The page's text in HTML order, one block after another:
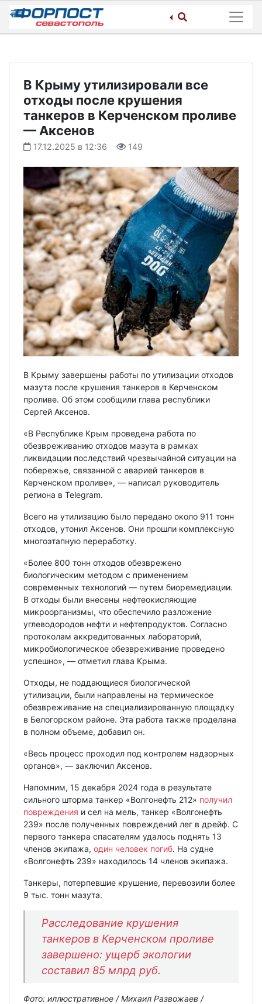
Skip
content
В Крыму утилизировали все
отходы после крушения
танкеров в Керченском проливе
— Аксенов
17.12.2025 в 12:36 149
В Крыму завершены работы по утилизации отходов
мазута после крушения танкеров в Керченском
проливе. Об этом сообщили глава республики
Сергей Аксенов.
«В Республике Крым проведена работа по
обезвреживанию отходов мазута в рамках
ликвидации последствий чрезвычайной ситуации на
побережье, связанной с аварией танкеров в
Керченском проливе», — написал руководитель
региона в Telegram.
Всего на утилизацию было передано около 911 тонн
отходов, утонил Аксенов. Они прошли комплексную
многоэтапную переработку.
«Более 800 тонн отходов обезврежено
биологическим методом с применением
современных технологий — путем биоремедиации.
В отходы были внесены нефтеокисляющие
микроорганизмы, что обеспечило разложение
углеводородов нефти и нефтепродуктов. Согласно
протоколам аккредитованных лабораторий,
микробиологическое обезвреживание проведено
успешно», — отметил глава Крыма.
Отходы, не поддающиеся биологической
утилизации, были направлены на термическое
обезвреживание на специализированную площадку
в Белогорском районе. Эта работа также проделана
в полном объеме, добавил он.
«Весь процесс проходил под контролем надзорных
органов», — заключил Аксенов.
Напомним, 15 декабря 2024 года в результате
сильного шторма танкер «Волгонефть 212» получил
повреждения и сел на мель, танкер «Волгонефть
239» после полученных повреждений лег в дрейф. С
первого танкера спасателям удалось поднять 13
членов экипажа, один человек погиб. На судне
«Волгонефть 239» находилось 14 членов экипажа.
Танкеры, потерпевшие крушение, перевозили более
9 тыс. тонн мазута.
Расследование крушения
танкеров в Керченском проливе
завершено: ущерб экологии
составил 85 млрд руб.
Фото: иллюстративное / Михаил Развожаев /